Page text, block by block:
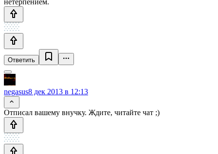
Ответить
negasus8 дек 2013 в 12:13
Отписал вашему внучку. Ждите, читайте чат ;)